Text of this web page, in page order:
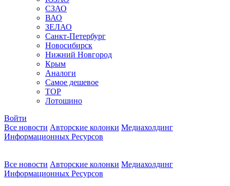
СЗАО
ВАО
ЗЕЛАО
Санкт-Петербург
Новосибирск
Нижний Новгород
Крым
Аналоги
Самое дешевое
TOP
Лотошино
Войти
Все новости Авторские колонки Медиахолдинг
Информационных Ресурсов
Все новости Авторские колонки Медиахолдинг
Информационных Ресурсов